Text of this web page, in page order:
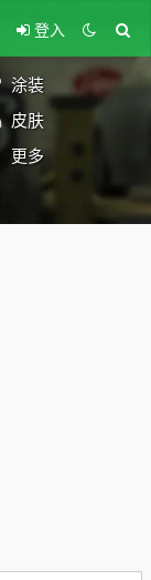
登入
涂装
皮肤
更多